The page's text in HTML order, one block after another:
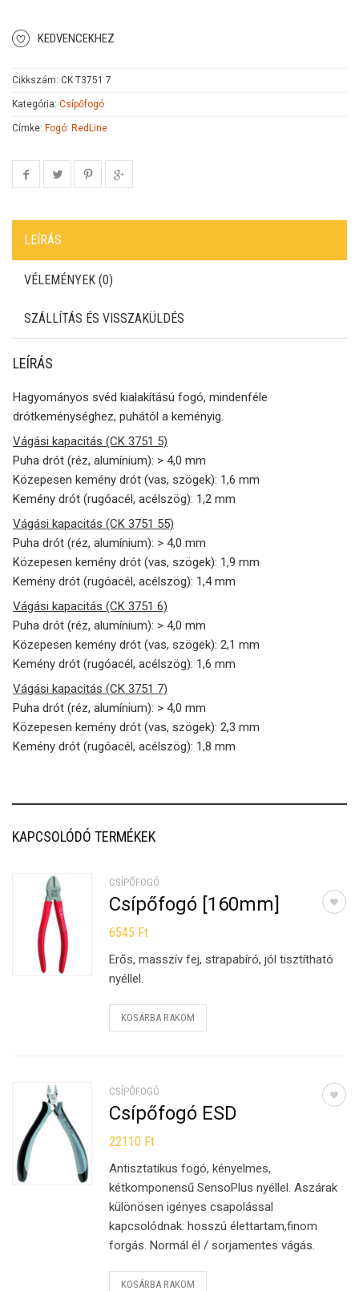
KEDVENCEKHEZ
Cikkszám: CK T3751 7
Kategória: Csípőfogó
Címke: Fogó: RedLine
LEÍRÁS
VÉLEMÉNYEK (0)
SZÁLLÍTÁS ÉS VISSZAKÜLDÉS
LEÍRÁS
Hagyományos svéd kialakítású fogó, mindenféle
drótkeménységhez, puhától a keményig.
Vágási kapacitás (CK 3751 5)
Puha drót (réz, alumínium): > 4,0 mm
Közepesen kemény drót (vas, szögek): 1,6 mm
Kemény drót (rugóacél, acélszög): 1,2 mm
Vágási kapacitás (CK 3751 55)
Puha drót (réz, alumínium): > 4,0 mm
Közepesen kemény drót (vas, szögek): 1,9 mm
Kemény drót (rugóacél, acélszög): 1,4 mm
Vágási kapacitás (CK 3751 6)
Puha drót (réz, alumínium): > 4,0 mm
Közepesen kemény drót (vas, szögek): 2,1 mm
Kemény drót (rugóacél, acélszög): 1,6 mm
Vágási kapacitás (CK 3751 7)
Puha drót (réz, alumínium): > 4,0 mm
Közepesen kemény drót (vas, szögek): 2,3 mm
Kemény drót (rugóacél, acélszög): 1,8 mm
KAPCSOLÓDÓ TERMÉKEK
CSÍPŐFOGÓ
Csípőfogó [160mm]
6545 Ft
Erős, masszív fej, strapabíró, jól tisztítható
nyéllel.
KOSÁRBA RAKOM
CSÍPŐFOGÓ
Csípőfogó ESD
22110 Ft
Antisztatikus fogó, kényelmes,
kétkomponensű SensoPlus nyéllel. Aszárak
különösen igényes csapolással
kapcsolódnak: hosszú élettartam,finom
forgás. Normál él / sorjamentes vágás.
KOSÁRBA RAKOM